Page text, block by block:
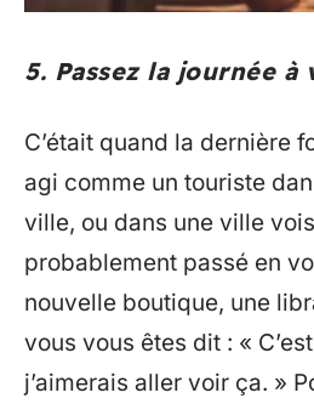
5. Passez la journée à
C’était quand la dernière
agi comme un touriste
ville, ou dans une ville
probablement passé en
nouvelle boutique, une
vous vous êtes dit : «
j’aimerais aller voir ça. »